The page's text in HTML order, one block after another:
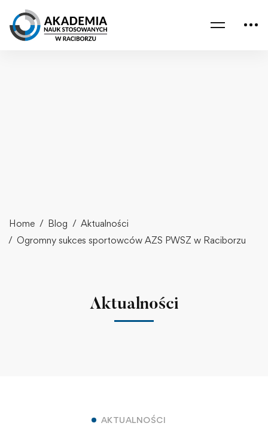
Home Blog
Aktualności
Ogromny sukces sportowców AZS PWSZ w Raciborzu
Aktualności
AKTUALNOŚCI